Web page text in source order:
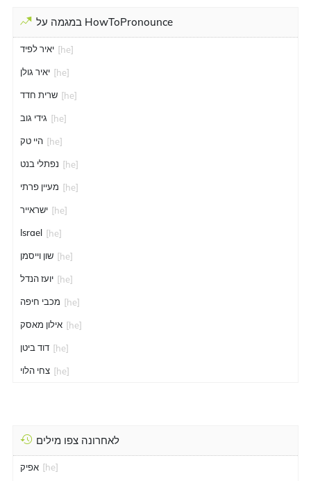
במגמה על HowToPronounce
יאיר לפיד [he]
יאיר גולן [he]
שרית חדד [he]
גידי גוב [he]
היי טק [he]
נפתלי בנט [he]
מעיין פרתי [he]
ישראייר [he]
Israel [he]
שון וייסמן [he]
יועז הנדל [he]
מכבי חיפה [he]
אילון מאסק [he]
דוד ביטן [he]
צחי הלוי [he]
לאחרונה צפו מילים
אפיק [he]